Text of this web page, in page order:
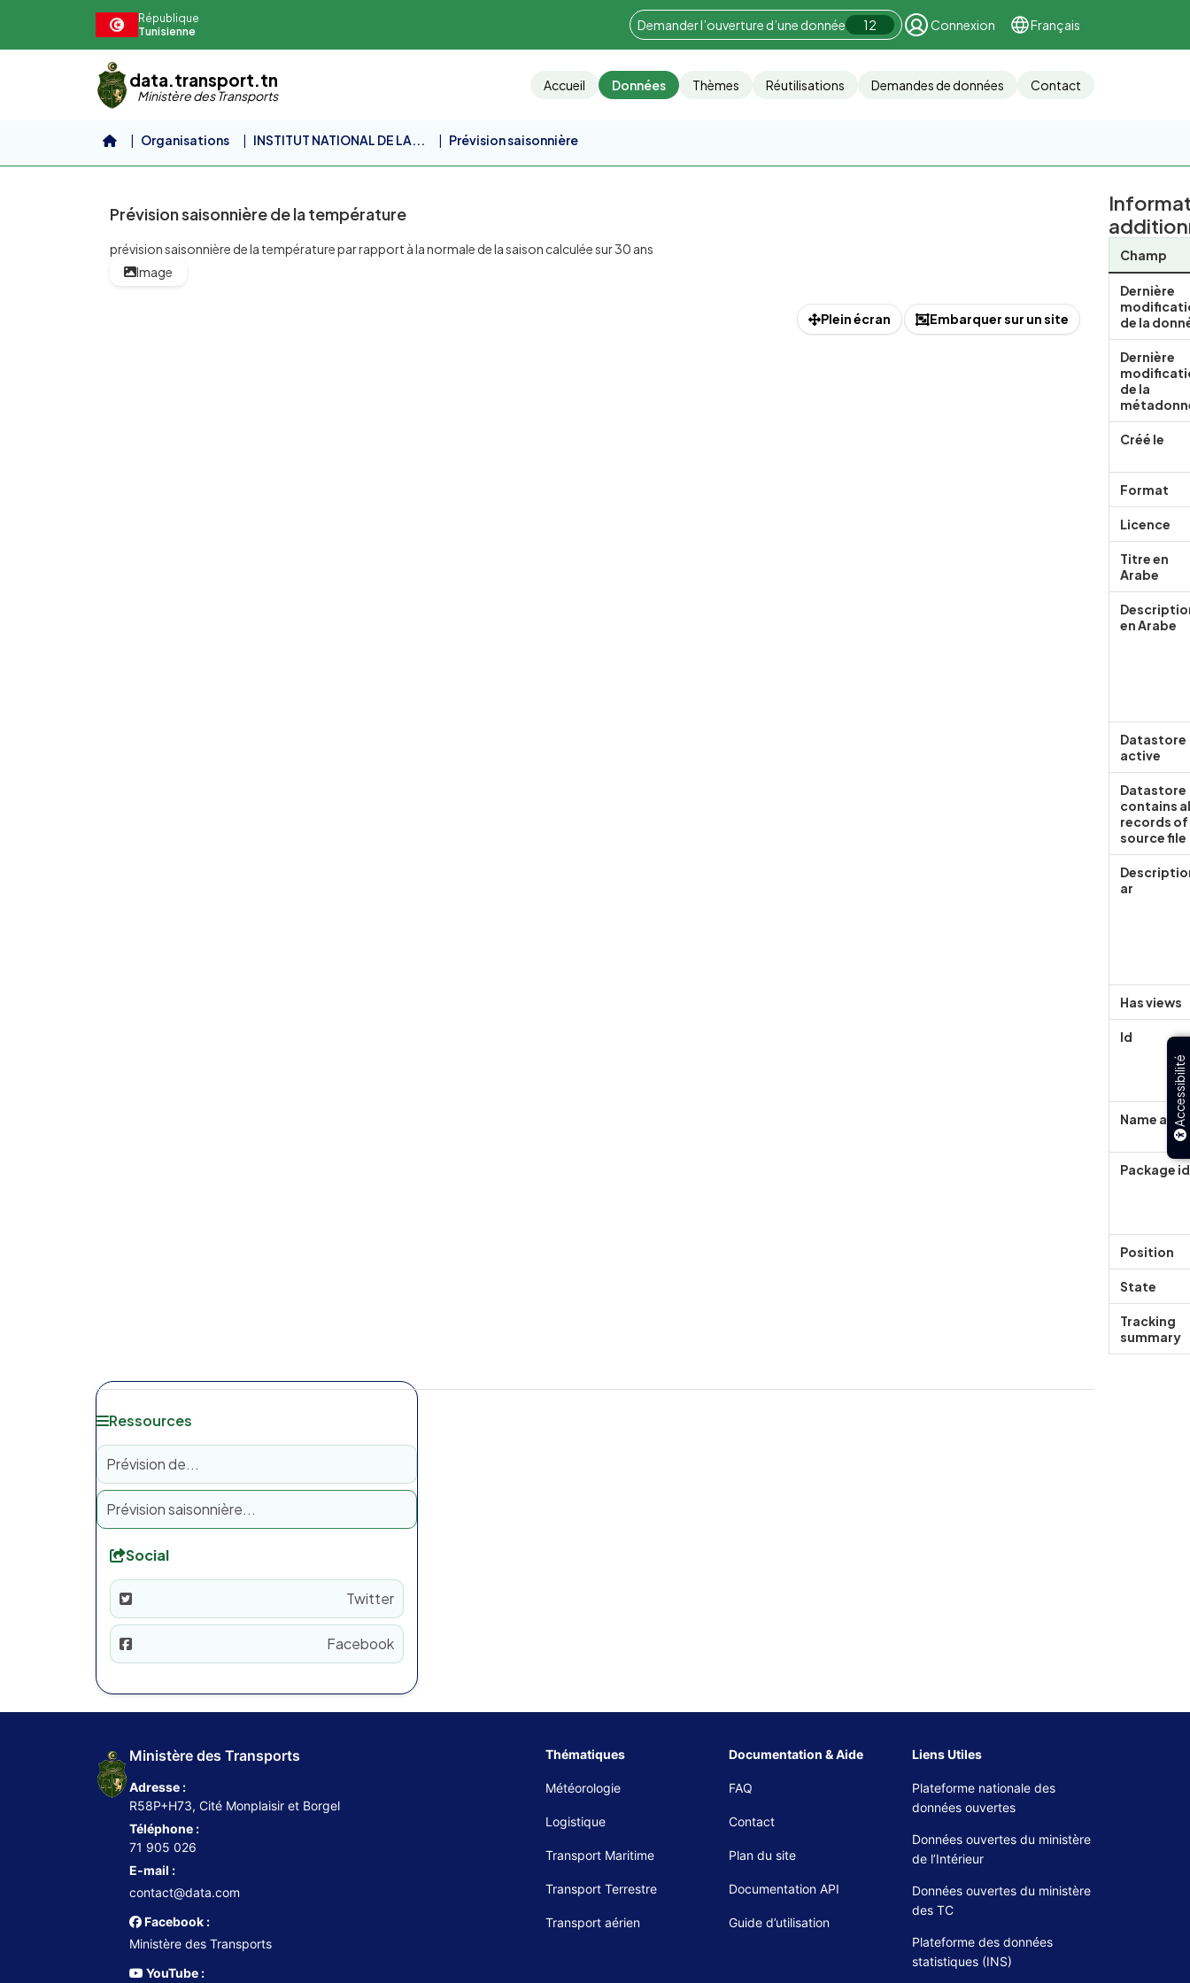
Accessibilité
République
Tunisienne
Demander l’ouverture d’une donnée 12 Connexion Français
data.transport.tn
Ministère des Transports
Accueil Données Thèmes Réutilisations Demandes de données Contact
Organisations INSTITUT NATIONAL DE LA...
Prévision saisonnière
Prévision saisonnière de la température
prévision saisonnière de la température par rapport à la normale de la saison calculée sur 30 ans
Image
Plein écran Embarquer sur un site
Champ
Dernière
de la
Dernière
de la
Créé le
Format
Licence
Titre en
Arabe
en Arabe
Datastore
active
Datastore
contains
records of
source file
ar
Has views
Id
Name ar
Package id
Position
State
Tracking
summary
Ressources
Prévision de...
Prévision saisonnière...
Social
Twitter
Facebook
Ministère des Transports
Adresse :
R58P+H73, Cité Monplaisir et Borgel
Téléphone :
71 905 026
E-mail :
contact@data.com
Facebook :
Ministère des Transports
YouTube :
Thématiques
Météorologie
Logistique
Transport Maritime
Transport Terrestre
Transport aérien
Documentation & Aide
FAQ
Contact
Plan du site
Documentation API
Guide d’utilisation
Liens Utiles
Plateforme nationale des
données ouvertes
Données ouvertes du ministère
de l’Intérieur
Données ouvertes du ministère
des TC
Plateforme des données
statistiques (INS)